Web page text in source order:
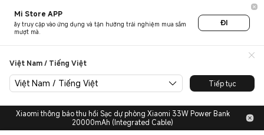
Mi Store APP
ãy truy cập vào ứng dụng và tận hưởng trải nghiệm mua sắm
mượt mà.
ĐI
Việt Nam / Tiếng Việt
Việt Nam / Tiếng Việt Tiếp tục
Xiaomi thông báo thu hồi Sạc dự phòng Xiaomi 33W Power Bank
20000mAh (Integrated Cable)